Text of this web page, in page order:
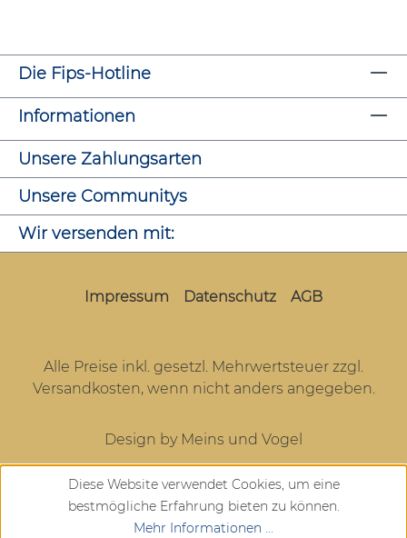
Die Fips-Hotline
Informationen
Unsere Zahlungsarten
Unsere Communitys
Wir versenden mit:
Impressum Datenschutz AGB
Alle Preise inkl. gesetzl. Mehrwertsteuer zzgl.
Versandkosten, wenn nicht anders angegeben.
Design by Meins und Vogel
Diese Website verwendet Cookies, um eine
bestmögliche Erfahrung bieten zu können.
Mehr Informationen ...